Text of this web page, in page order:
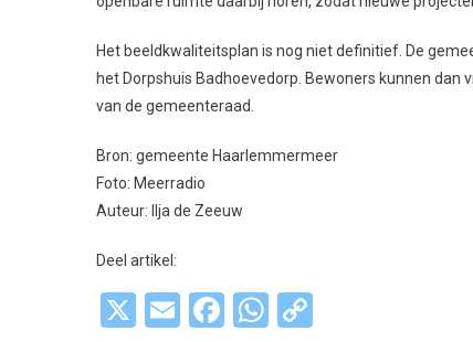
Het beeldkwaliteitsplan is nog niet definitief. De
het Dorpshuis Badhoevedorp. Bewoners kunnen
van de gemeenteraad.
Bron: gemeente Haarlemmermeer
Foto: Meerradio
Auteur: Ilja de Zeeuw
Deel artikel:
X EmailFacebook
WhatsApp